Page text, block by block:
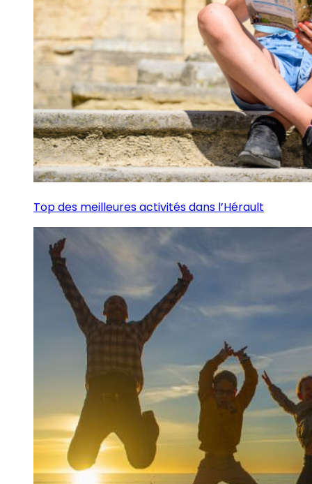
Top des meilleures activités dans l’Hérault